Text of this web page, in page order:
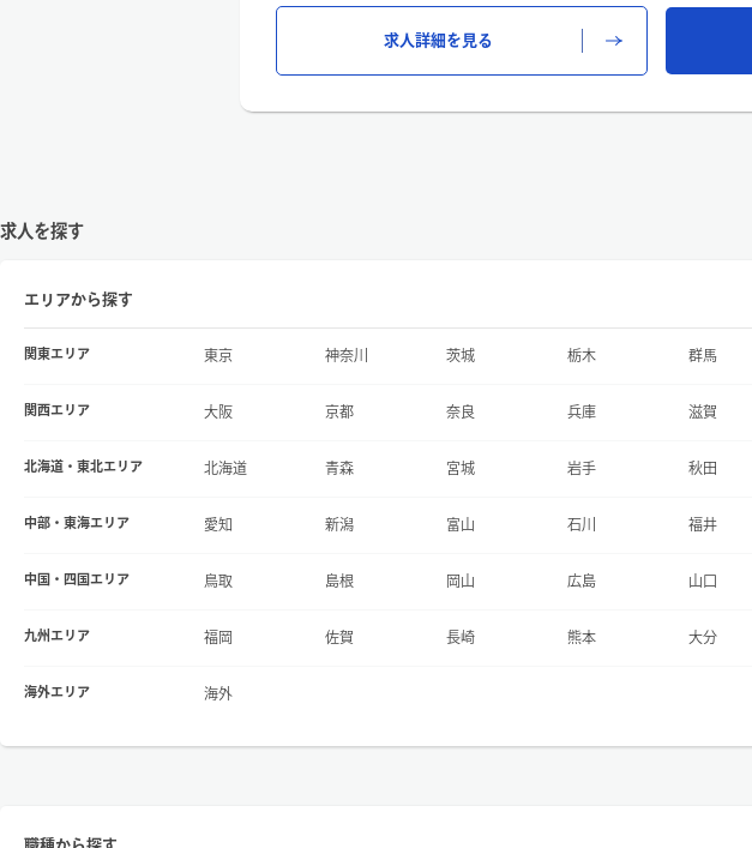
③市場価値やトレンドに触れながら知識を身につけられます。
業務をスムーズに進められるよう、社内システムを導入しています。
り組めます。
●販売計画に基づいた商品発注額の設定
●在庫管理（計画立案とその運用）
求人詳細を見る
求人を探す
エリアから探す
関東エリア 東京 神奈川 茨城 栃木 群馬
関西エリア 大阪 京都 奈良 兵庫 滋賀
北海道・東北エリア 北海道 青森 宮城 岩手 秋田
中部・東海エリア 愛知 新潟 富山 石川 福井
中国・四国エリア 鳥取 島根 岡山 広島 山口
九州エリア 福岡 佐賀 長崎 熊本 大分
海外エリア 海外